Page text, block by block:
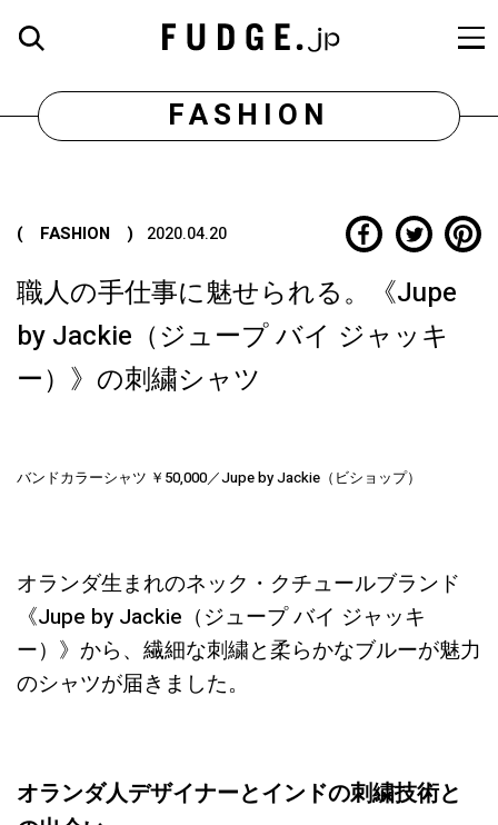
FASHION
( FASHION ) 2020.04.20
職人の手仕事に魅せられる。《Jupe
by Jackie（ジュープ バイ ジャッキ
ー）》の刺繍シャツ
バンドカラーシャツ ￥50,000／Jupe by Jackie（ビショップ）
オランダ生まれのネック・クチュールブランド
《Jupe by Jackie（ジュープ バイ ジャッキ
ー）》から、繊細な刺繍と柔らかなブルーが魅力
のシャツが届きました。
オランダ人デザイナーとインドの刺繍技術と